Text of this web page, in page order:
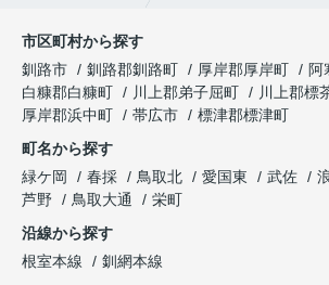
市区町村から探す
釧路市
釧路郡釧路町 厚岸郡厚岸町
阿
白糠郡白糠町
川上郡弟子屈町
川上郡標
厚岸郡浜中町
帯広市
標津郡標津町
町名から探す
緑ケ岡
春採 鳥取北 愛国東 武佐
芦野
鳥取大通
栄町
沿線から探す
根室本線
釧網本線